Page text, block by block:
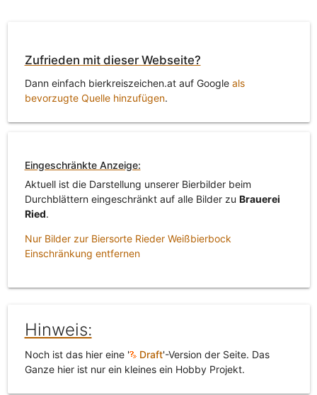
Zufrieden mit dieser Webseite?
Dann einfach bierkreiszeichen.at auf Google als
bevorzugte Quelle hinzufügen.
Eingeschränkte Anzeige:
Aktuell ist die Darstellung unserer Bierbilder beim
Durchblättern eingeschränkt auf alle Bilder zu Brauerei
Ried.
Nur Bilder zur Biersorte Rieder Weißbierbock
Einschränkung entfernen
Hinweis:
Noch ist das hier eine ' Draft'-Version der Seite. Das
Ganze hier ist nur ein kleines ein Hobby Projekt.